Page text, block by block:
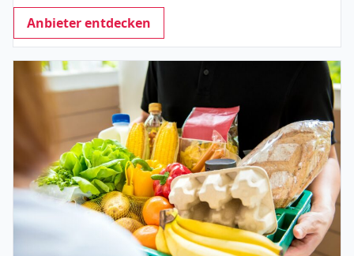
Anbieter entdecken